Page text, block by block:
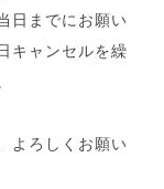
日までにお願い
キャンセルを繰
よろしくお願い